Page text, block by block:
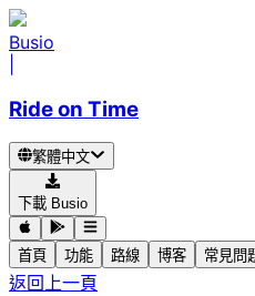
Busio
Ride on Time
繁體中文
下載 Busio
首頁 功能 路線 博客 常見問
返回上一頁